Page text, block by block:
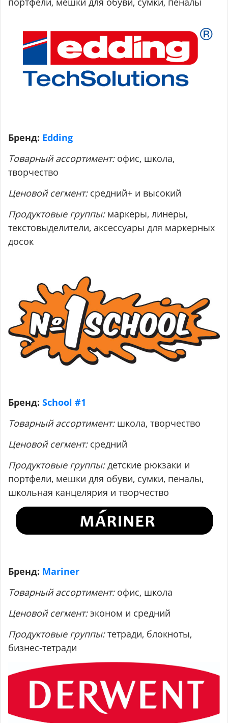
Бренд: Edding
Товарный ассортимент:офис, школа,
творчество
Ценовой сегмент:средний+ и высокий
Продуктовые группы:маркеры, линеры,
текстовыделители, аксессуары для маркерных
досок
Бренд:School #1
Товарный ассортимент: школа, творчество
Ценовой сегмент:средний
Продуктовые группы:детские рюкзаки и
портфели, мешки для обуви, сумки, пеналы,
школьная канцелярия и творчество
Бренд: Mariner
Товарный ассортимент:офис, школа
Ценовой сегмент:эконом и средний
Продуктовые группы:тетради, блокноты,
бизнес-тетради